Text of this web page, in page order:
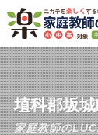
埴科郡坂
家庭教師の